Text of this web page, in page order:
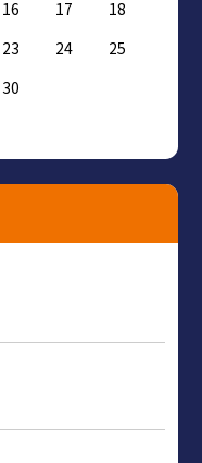
16 17
18
23 24
25
30